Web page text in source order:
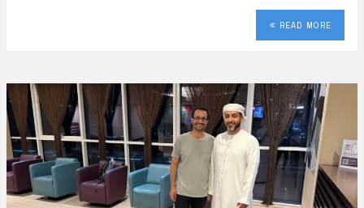
READ MORE